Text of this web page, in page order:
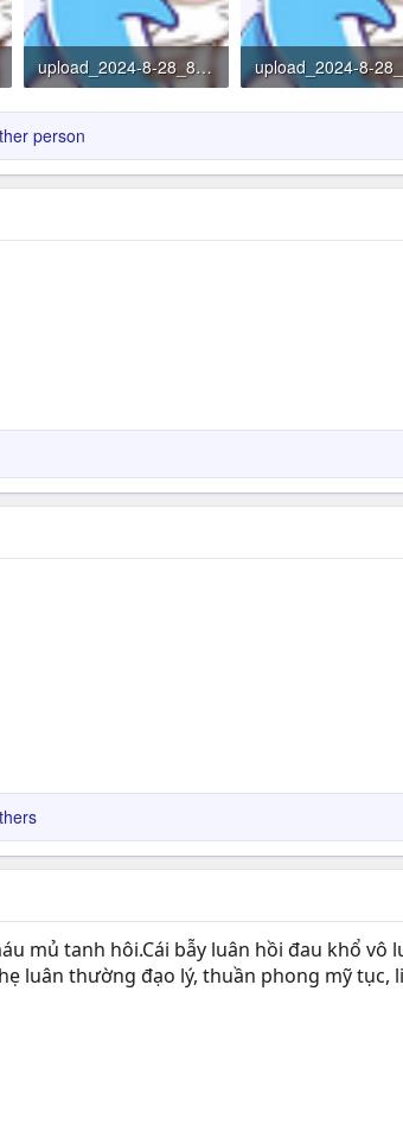
upload_2024-8-28_8-14-45.png
12.2 KB · Đọc: 36
12.2 KB · Đọc: 35
person
mủ tanh hôi.Cái bẫy luân hồi đau khổ
luân thường đạo lý, thuần phong mỹ tục,